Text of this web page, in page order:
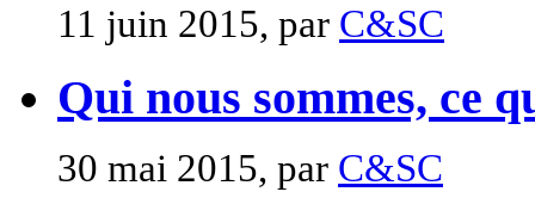
11 juin 2015, par C&SC
Qui nous sommes, ce
30 mai 2015, par C&SC